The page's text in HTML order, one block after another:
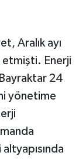
Aralık ayı
etmişti. Enerji
24
yönetime